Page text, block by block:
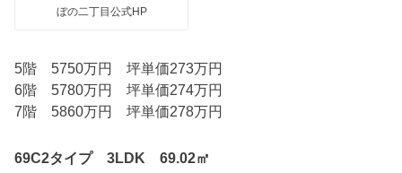
ぼの二丁目公式HP
5階 5750万円 坪単価273万円
6階 5780万円 坪単価274万円
7階 5860万円 坪単価278万円
69C2タイプ 3LDK 69.02㎡